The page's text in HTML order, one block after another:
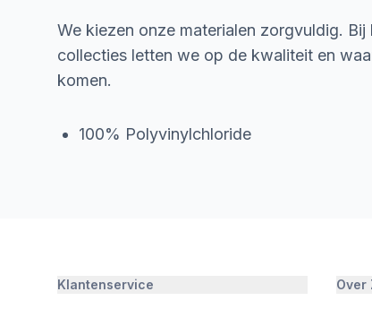
We kiezen onze materialen zorgvuldig.
collecties letten we op de kwaliteit en
komen.
100% Polyvinylchloride
Klantenservice Over